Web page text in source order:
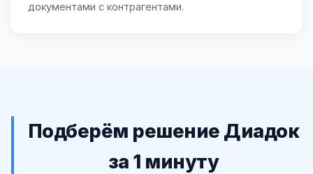
документами с контрагентами.
Подберём решение Диадок
за 1 минуту